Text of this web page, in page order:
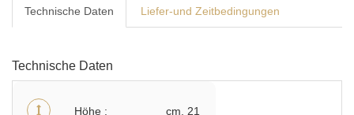
Technische Daten Liefer-und Zeitbedingungen
Technische Daten
Höhe cm. 21